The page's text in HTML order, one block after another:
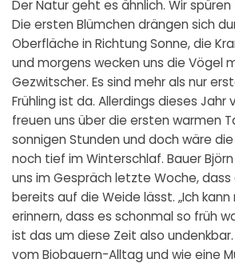
Der Natur geht es ähnlich. Wir
Die ersten Blümchen drängen sich
Oberfläche in Richtung Sonne, die
und morgens wecken uns die Vögel
Gezwitscher. Es sind mehr als nur
Frühling ist da. Allerdings dieses Jahr
freuen uns über die ersten warmen
sonnigen Stunden und doch wäre
noch tief im Winterschlaf. Bauer
uns im Gespräch letzte Woche, dass
bereits auf die Weide lässt. „Ich kann
erinnern, dass es schonmal so früh
ist das um diese Zeit also undenkbar.
vom Biobauern-Alltag und wie eine